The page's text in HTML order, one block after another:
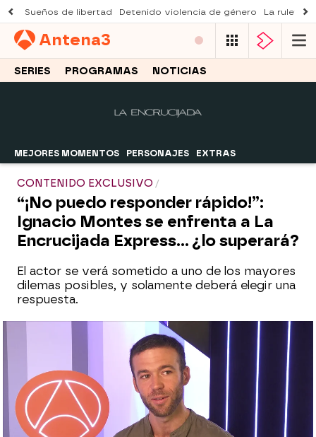
Sueños de libertad Detenido violencia de género La ruleta
Antena3
SERIES PROGRAMAS NOTICIAS
MEJORES MOMENTOS PERSONAJES EXTRAS
CONTENIDO EXCLUSIVO
“¡No puedo responder rápido!”:
Ignacio Montes se enfrenta a La
Encrucijada Express… ¿lo superará?
El actor se verá sometido a uno de los mayores
dilemas posibles, y solamente deberá elegir una
respuesta.
Ignacio Montes, de la ley al crimen: sus
dos caras como Zárate en La novia gitana
y Nando en La Encrucijada